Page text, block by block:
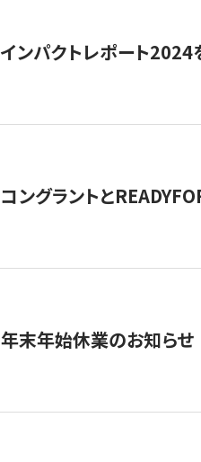
インパクトレポート
コングラントと
年末年始休業のお知らせ